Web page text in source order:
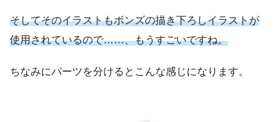
そしてそのイラストもボンズの描き下ろしイラストが
使用されているので……、もうすごいですね。
ちなみにパーツを分けるとこんな感じになります。